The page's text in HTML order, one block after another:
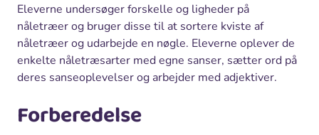
Eleverne undersøger forskelle og ligheder på
nåletræer og bruger disse til at sortere kviste af
nåletræer og udarbejde en nøgle. Eleverne oplever de
enkelte nåletræsarter med egne sanser, sætter ord på
deres sanseoplevelser og arbejder med adjektiver.
Forberedelse